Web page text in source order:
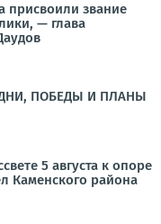
присвоили звание
— глава
ПОБЕДЫ И ПЛАНЫ
5 августа к опоре
Каменского района